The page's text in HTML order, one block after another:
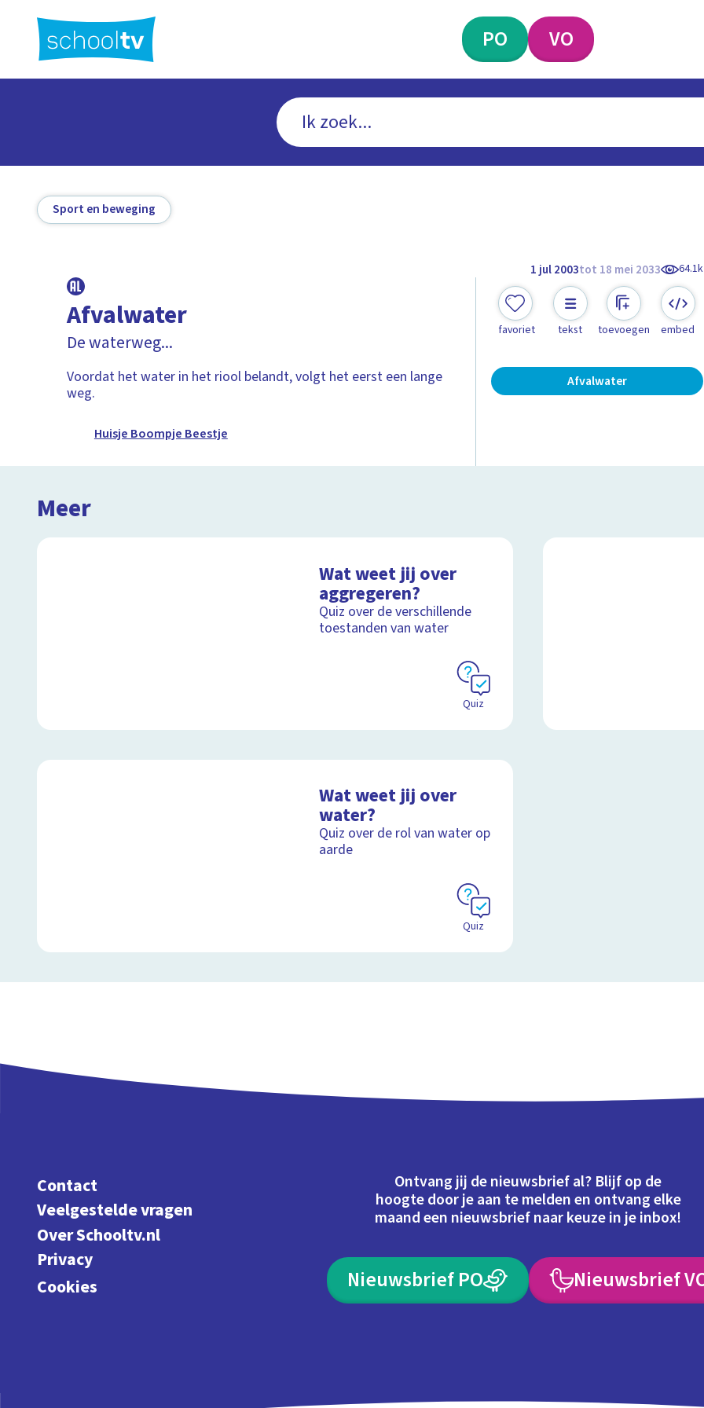
hoofdinhoud
PO VO
Sport en beweging
1 jul 2003tot 18 mei 2033 64.1k
Afvalwater
De waterweg...
Voordat het water in het riool belandt, volgt het eerst een lange
weg.
Huisje Boompje Beestje
favoriet tekst toevoegen embed
Afvalwater
Meer
Wat weet jij over
aggregeren?
Quiz over de verschillende
toestanden van water
Quiz
Wat weet jij over
water?
Quiz over de rol van water op
aarde
Quiz
Contact
Veelgestelde vragen
Over Schooltv.nl
Privacy
Cookies
Ontvang jij de nieuwsbrief al? Blijf op de
hoogte door je aan te melden en ontvang elke
maand een nieuwsbrief naar keuze in je inbox!
Nieuwsbrief PO Nieuwsbrief